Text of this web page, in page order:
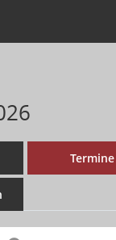
Termine